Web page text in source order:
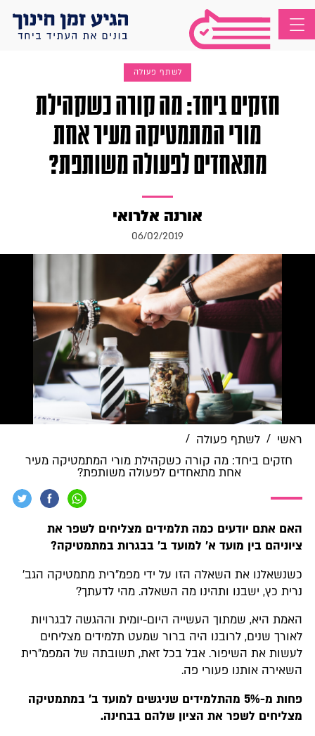
לשתף פעולה
חזקים ביחד: מה קורה כשקהילת
מורי המתמטיקה מעיר אחת
מתאחדים לפעולה משותפת?
אורנה אלרואי
06/02/2019
ראשי / לשתף פעולה /
חזקים ביחד: מה קורה כשקהילת מורי המתמטיקה מעיר
אחת מתאחדים לפעולה משותפת?
האם אתם יודעים כמה תלמידים מצליחים לשפר את
ציוניהם בין מועד א' למועד ב' בבגרות במתמטיקה?
כשנשאלנו את השאלה הזו על ידי מפמ"רית מתמטיקה הגב'
נרית כץ, ישבנו ותהינו מה השאלה. מהי לדעתך?
האמת היא, שמתוך העשייה היום-יומית וההגשה לבגרויות
לאורך שנים, לרובנו היה ברור שמעט תלמידים מצליחים
לעשות את השיפור. אבל בכל זאת, תשובתה של המפמ"רית
השאירה אותנו פעורי פה.
פחות מ-5% מהתלמידים שניגשים למועד ב' במתמטיקה
מצליחים לשפר את הציון שלהם בבחינה.